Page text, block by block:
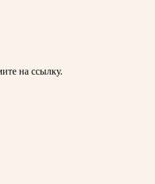
на ссылку.